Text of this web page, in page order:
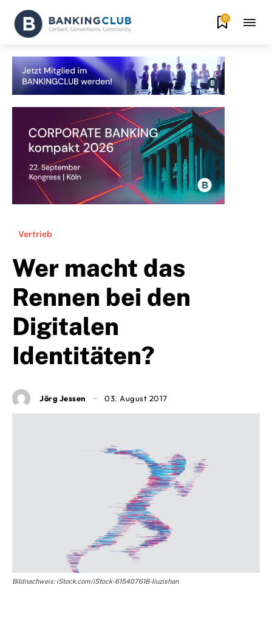
0
Vertrieb
Wer macht das
Rennen bei den
Digitalen
Identitäten?
Jörg Jessen 03. August 2017
Bildnachweis: iStock.com/iStock-615407618-liuzishan